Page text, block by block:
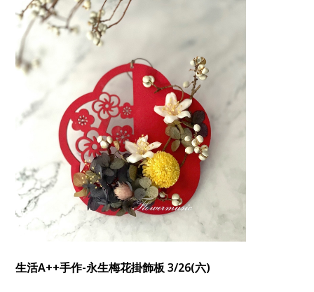
生活A++手作-永生梅花掛飾板 3/26(六)